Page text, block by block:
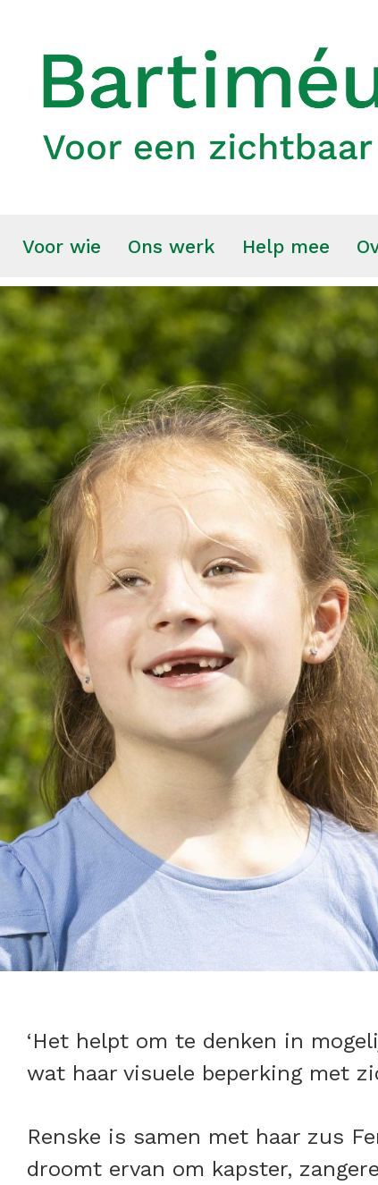
Voor wie Ons werk Help mee
‘Het helpt om te denken in
wat haar visuele beperking met
Renske is samen met haar zus
droomt ervan om kapster,